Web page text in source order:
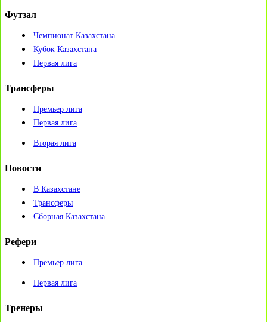
Футзал
Чемпионат Казахстана
Кубок Казахстана
Первая лига
Трансферы
Премьер лига
Первая лига
Вторая лига
Новости
В Казахстане
Трансферы
Сборная Казахстана
Рефери
Премьер лига
Первая лига
Тренеры